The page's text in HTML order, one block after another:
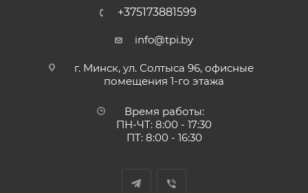
+375173881599
info@tpi.by
г. Минск, ул. Солтыса 96, офисные
помещения 1-го этажа
Время работы:
ПН-ЧТ: 8:00 - 17:30
ПТ: 8:00 - 16:30